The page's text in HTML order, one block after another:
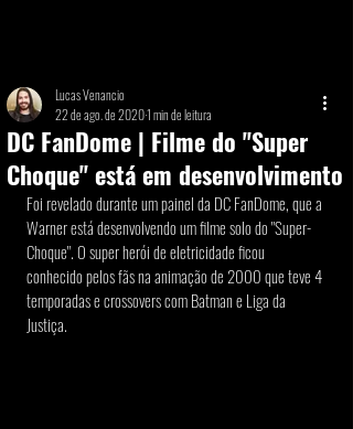
DC FanDome | Filme do "Super
Choque" está em desenvolvimento
Lucas Venancio
22 de ago. de 20201 min de leitura
Foi revelado durante um painel da DC FanDome, que a
Warner está desenvolvendo um filme solo do "Super-
Choque". O super herói de eletricidade ficou
conhecido pelos fãs na animação de 2000 que teve 4
temporadas e crossovers com Batman e Liga da
Justiça.